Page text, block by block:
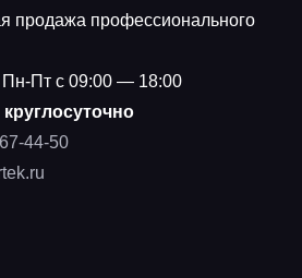
продажа профессионального
Пн-Пт с 09:00 — 18:00
круглосуточно
44-50